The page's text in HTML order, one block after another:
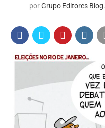
porGrupo Editores Blog.